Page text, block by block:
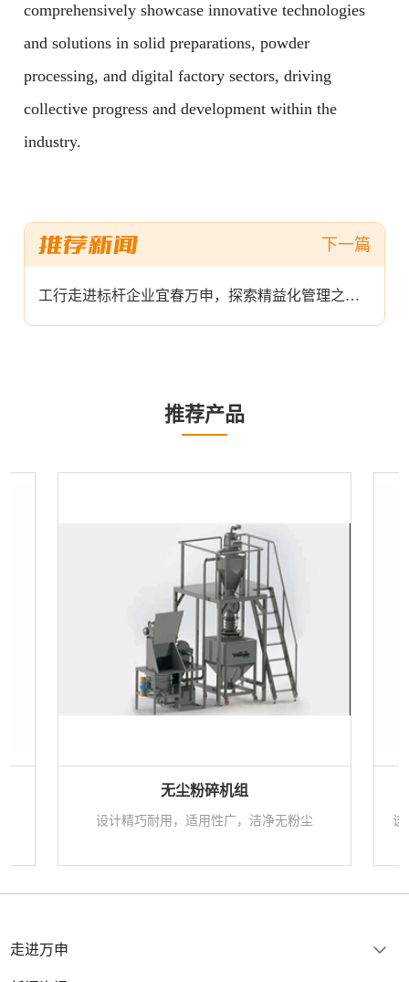
comprehensively showcase innovative technologies
and solutions in solid preparations, powder
processing, and digital factory sectors, driving
collective progress and development within the
industry.
工行走进标杆企业宜春万申，探索精益化管理之道！
推荐产品
无尘粉碎机组
设计精巧耐用，适用性广，洁净无粉尘 该
走进万申